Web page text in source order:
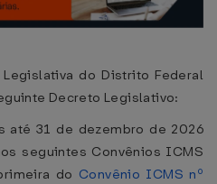
do Distrito Federal
Decreto Legislativo:
até 31 de dezembro de 2026
seguintes Convênios ICMS
do Convênio ICMS nº